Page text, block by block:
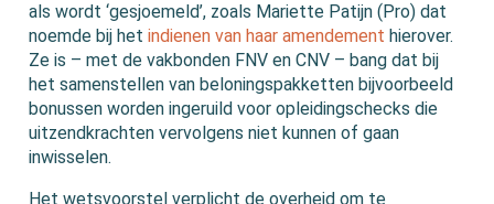
als wordt ‘gesjoemeld’, zoals Mariette Patijn (Pro) dat
noemde bij hetindienen van haar amendement hierover.
Ze is – met de vakbonden FNV en CNV – bang dat bij
het samenstellen van beloningspakketten bijvoorbeeld
bonussen worden ingeruild voor opleidingschecks die
uitzendkrachten vervolgens niet kunnen of gaan
inwisselen.
Het wetsvoorstel verplicht de overheid om te